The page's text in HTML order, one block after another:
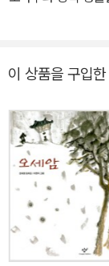
함과 생명의 신비에
다.
이 상품을 구입